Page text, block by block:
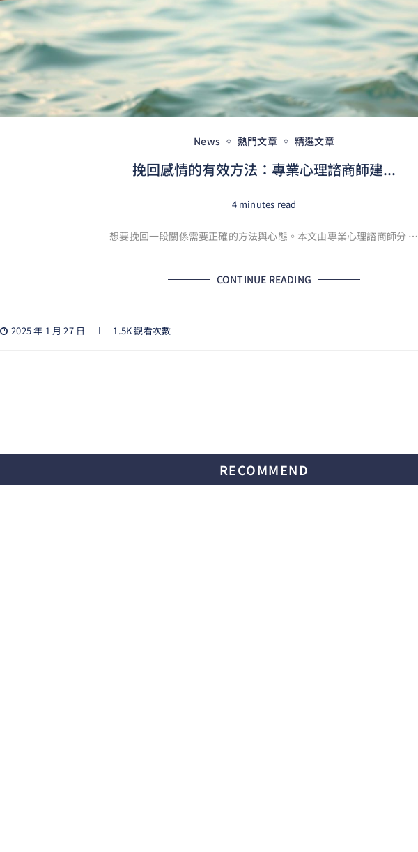
News 熱門文章 精選文章
挽回感情的有效方法：專業心理諮商師建...
4 minutes read
想要挽回一段關係需要正確的方法與心態。本文由專業心理諮商師分 …
CONTINUE READING
2025 年 1 月 27 日 1.5K 觀看次數
RECOMMEND